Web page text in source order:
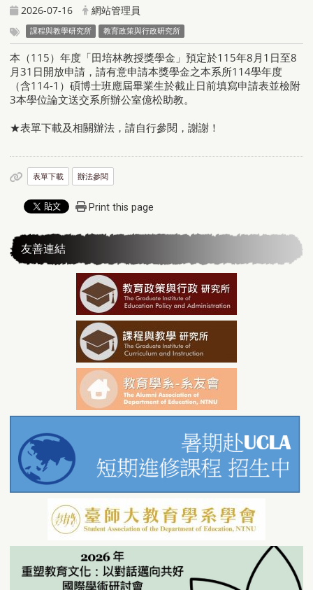
2026-07-16 網站管理員
課程與教學研究所 教育政策與行政研究所
本（115）年度「田培林教授獎學金」預定於115年8月1日至8
月31日開放申請，請有意申請本獎學金之本系所114學年度
（含114-1）碩博士班應屆畢業生於截止日前填寫申請表並檢附
3本學位論文送交系所辦公室億松助教。
★表單下載及相關辦法，請自行參閱，謝謝！
表單下載 辦法參閱
Print this page
友善連結